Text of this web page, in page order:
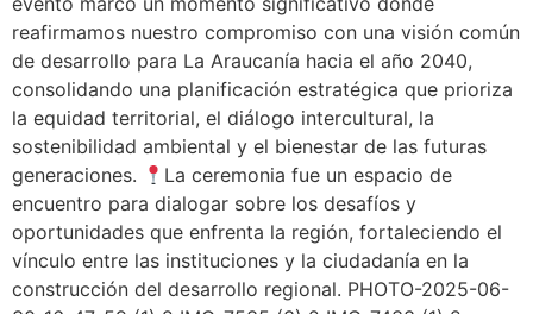
reafirmamos nuestro compromiso con una visión común
de desarrollo para La Araucanía hacia el año 2040,
consolidando una planificación estratégica que prioriza
la equidad territorial, el diálogo intercultural, la
sostenibilidad ambiental y el bienestar de las futuras
generaciones.
La ceremonia fue un espacio de
encuentro para dialogar sobre los desafíos y
oportunidades que enfrenta la región, fortaleciendo el
vínculo entre las instituciones y la ciudadanía en la
construcción del desarrollo regional. PHOTO-2025-06-